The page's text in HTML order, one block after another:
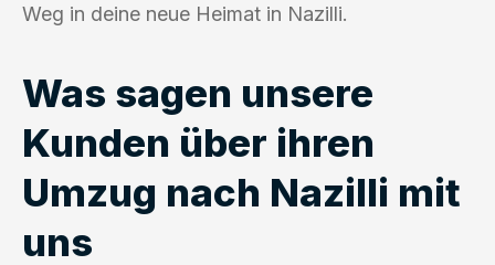
Weg in deine neue Heimat in Nazilli.
Was sagen unsere
Kunden über ihren
Umzug nach Nazilli mit
uns